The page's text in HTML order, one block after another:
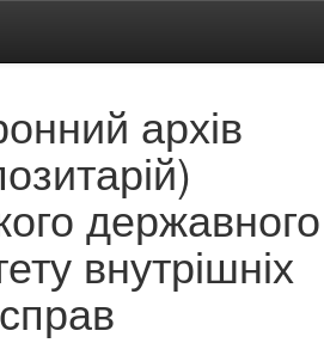
архів
державного
внутрішніх
справ